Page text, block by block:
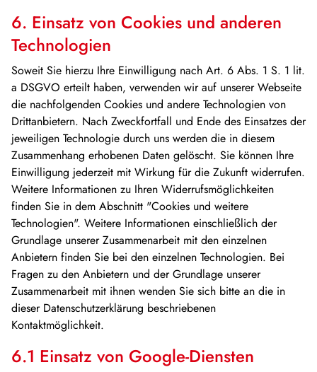
6. Einsatz von Cookies und anderen
Technologien
Soweit Sie hierzu Ihre Einwilligung nach Art. 6 Abs. 1 S. 1 lit.
a DSGVO erteilt haben, verwenden wir auf unserer Webseite
die nachfolgenden Cookies und andere Technologien von
Drittanbietern. Nach Zweckfortfall und Ende des Einsatzes der
jeweiligen Technologie durch uns werden die in diesem
Zusammenhang erhobenen Daten gelöscht. Sie können Ihre
Einwilligung jederzeit mit Wirkung für die Zukunft widerrufen.
Weitere Informationen zu Ihren Widerrufsmöglichkeiten
finden Sie in dem Abschnitt "Cookies und weitere
Technologien". Weitere Informationen einschließlich der
Grundlage unserer Zusammenarbeit mit den einzelnen
Anbietern finden Sie bei den einzelnen Technologien. Bei
Fragen zu den Anbietern und der Grundlage unserer
Zusammenarbeit mit ihnen wenden Sie sich bitte an die in
dieser Datenschutzerklärung beschriebenen
Kontaktmöglichkeit.
6.1 Einsatz von Google-Diensten